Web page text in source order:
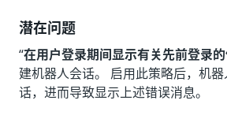
潜在问题
“在用户登录期间显示有关先前登录
建机器人会话。 启用此策略后，机
话，进而导致显示上述错误消息。